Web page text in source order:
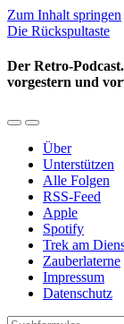
Zum Inhalt springen
Die Rückspultaste
Der Retro-
vorgestern und
Mobil-
umschalten
Suchfeld
umschalten
Über
Unterstützen
Alle Folgen
RSS-Feed
Apple
Spotify
Trek am
Zauberlaterne
Impressum
Datenschutz